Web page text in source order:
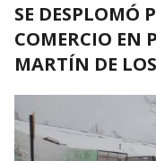
SE DESPLOMÓ
COMERCIO EN
MARTÍN DE